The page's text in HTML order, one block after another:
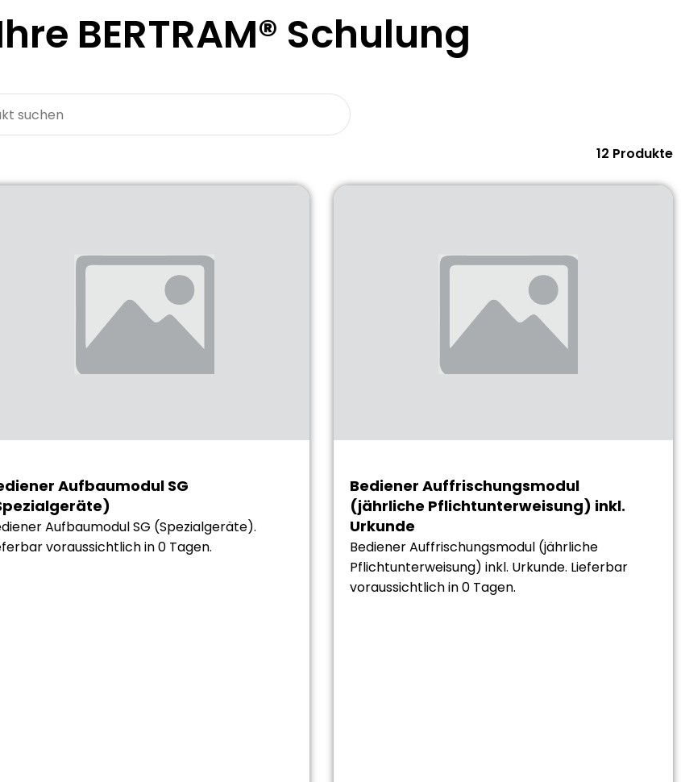
BERTRAM® Schulung
12 Produkte
Aufbaumodul SG
Aufbaumodul SG (Spezialgeräte).
voraussichtlich in 0 Tagen.
Bediener Auffrischungsmodul
(jährliche Pflichtunterweisung) inkl.
Urkunde
Bediener Auffrischungsmodul (jährliche
Pflichtunterweisung) inkl. Urkunde. Lieferbar
voraussichtlich in 0 Tagen.